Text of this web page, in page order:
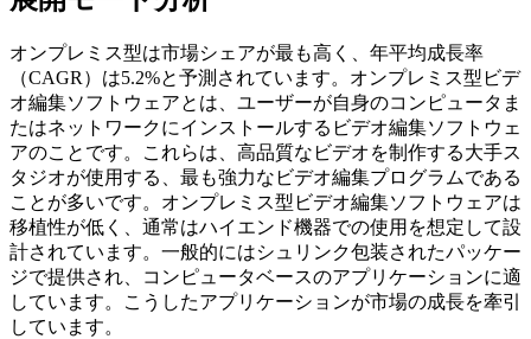
オンプレミス型は市場シェアが最も高く、年平均成長率
（CAGR）は5.2%と予測されています。オンプレミス型ビデ
オ編集ソフトウェアとは、ユーザーが自身のコンピュータま
たはネットワークにインストールするビデオ編集ソフトウェ
アのことです。これらは、高品質なビデオを制作する大手ス
タジオが使用する、最も強力なビデオ編集プログラムである
ことが多いです。オンプレミス型ビデオ編集ソフトウェアは
移植性が低く、通常はハイエンド機器での使用を想定して設
計されています。一般的にはシュリンク包装されたパッケー
ジで提供され、コンピュータベースのアプリケーションに適
しています。こうしたアプリケーションが市場の成長を牽引
しています。